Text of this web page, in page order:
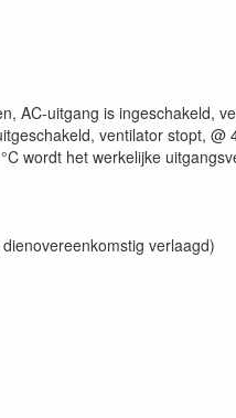
AC-uitgang is ingeschakeld,
ventilator stopt, @
wordt het werkelijke
verlaagd)